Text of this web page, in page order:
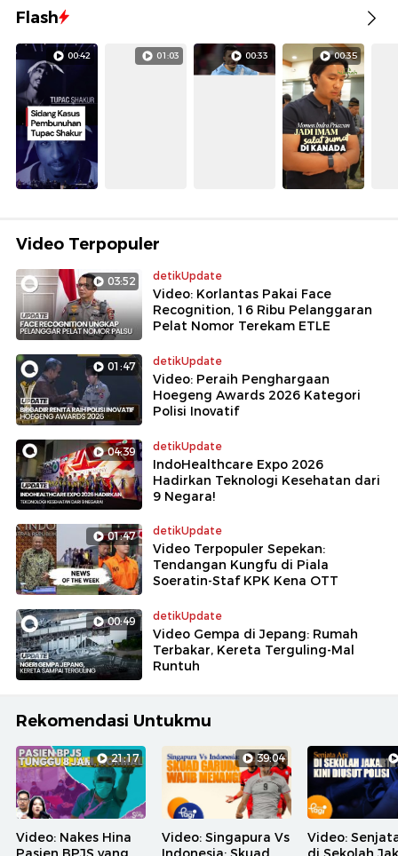
Flash
00:42 01:03 00:33 00:35
Video Terpopuler
03:52 detikUpdate
Video: Korlantas Pakai Face
Recognition, 16 Ribu Pelanggaran
Pelat Nomor Terekam ETLE
01:47 detikUpdate
Video: Peraih Penghargaan
Hoegeng Awards 2026 Kategori
Polisi Inovatif
04:39 detikUpdate
IndoHealthcare Expo 2026
Hadirkan Teknologi Kesehatan dari
9 Negara!
01:47 detikUpdate
Video Terpopuler Sepekan:
Tendangan Kungfu di Piala
Soeratin-Staf KPK Kena OTT
00:49 detikUpdate
Video Gempa di Jepang: Rumah
Terbakar, Kereta Terguling-Mal
Runtuh
Rekomendasi Untukmu
21:17
Video: Nakes Hina
39:04
Video: Singapura Vs
Video: